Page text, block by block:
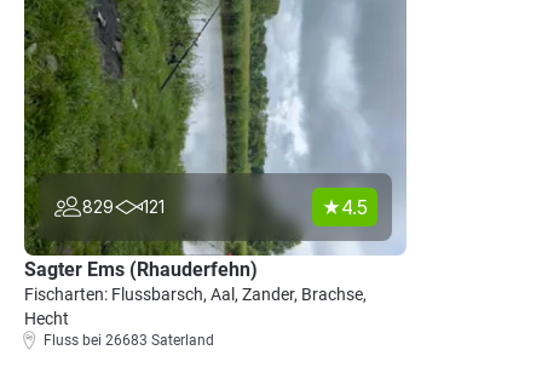
829 121 4.5
Sagter Ems (Rhauderfehn)
Fischarten: Flussbarsch, Aal, Zander, Brachse,
Hecht
Fluss bei 26683 Saterland